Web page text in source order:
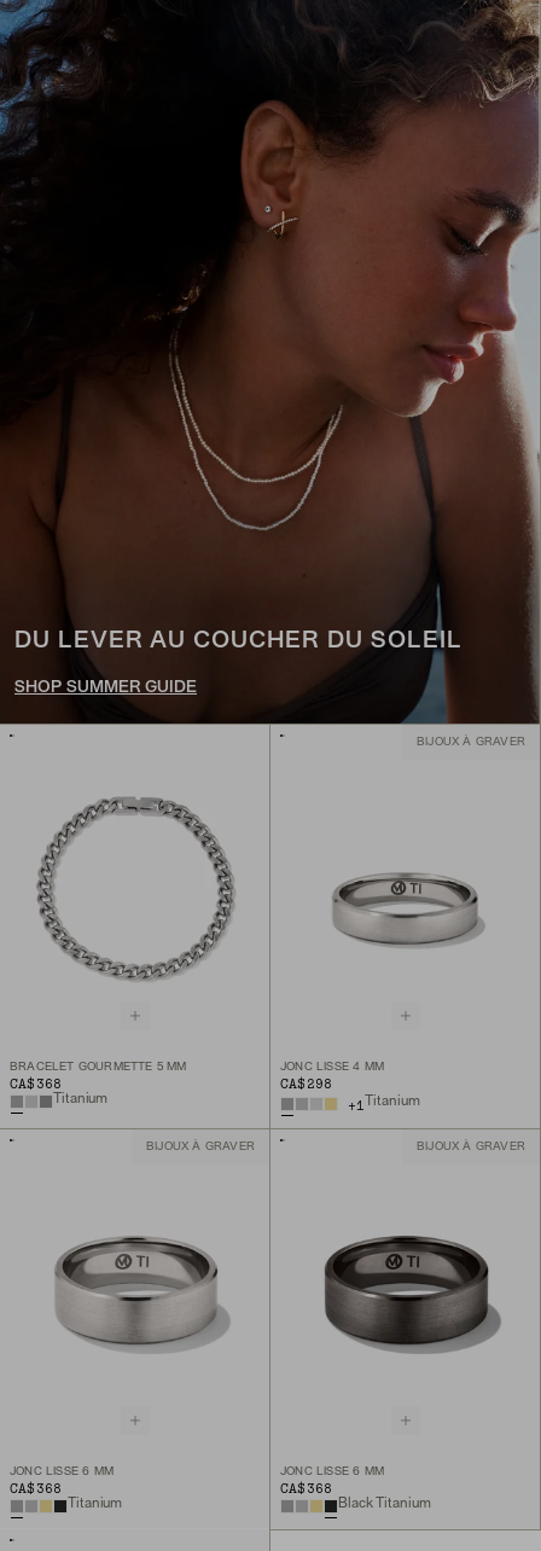
DU LEVER AU COUCHER DU SOLEIL
SHOP SUMMER GUIDE
BRACELET GOURMETTE 5 MM
CA$368
Titanium
BIJOUX À GRAVER
JONC LISSE 4 MM
CA$298
+1 Titanium
BIJOUX À GRAVER
JONC LISSE 6 MM
CA$368
Titanium
BIJOUX À GRAVER
JONC LISSE 6 MM
CA$368
Black Titanium